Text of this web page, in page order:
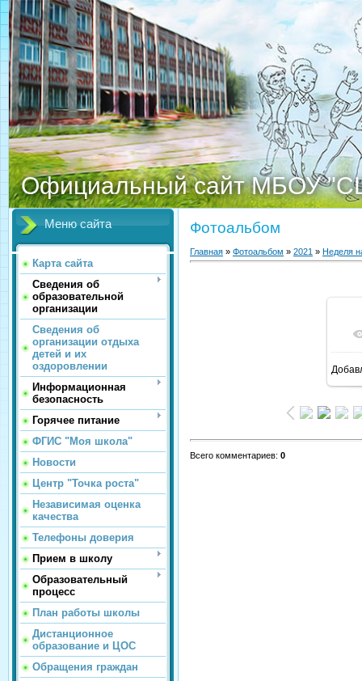
Официальный сайт МБОУ
Меню сайта
Карта сайта
Сведения об
образовательной
организации
Сведения об
организации отдыха
детей и их
оздоровлении
Информационная
безопасность
Горячее питание
ФГИС "Моя школа"
Новости
Центр "Точка роста"
Независимая оценка
качества
Телефоны доверия
Прием в школу
Образовательный
процесс
План работы школы
Дистанционное
образование и ЦОС
Обращения граждан
Фотоальбом
Главная » Фотоальбом » 2021 » Неделя
Всего комментариев: 0